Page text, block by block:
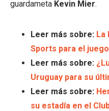
guardameta Kevin Mier.
Leer más sobre: La
Sports para el
Leer más sobre:
Uruguay para su
Leer más sobre:
su estadía en el